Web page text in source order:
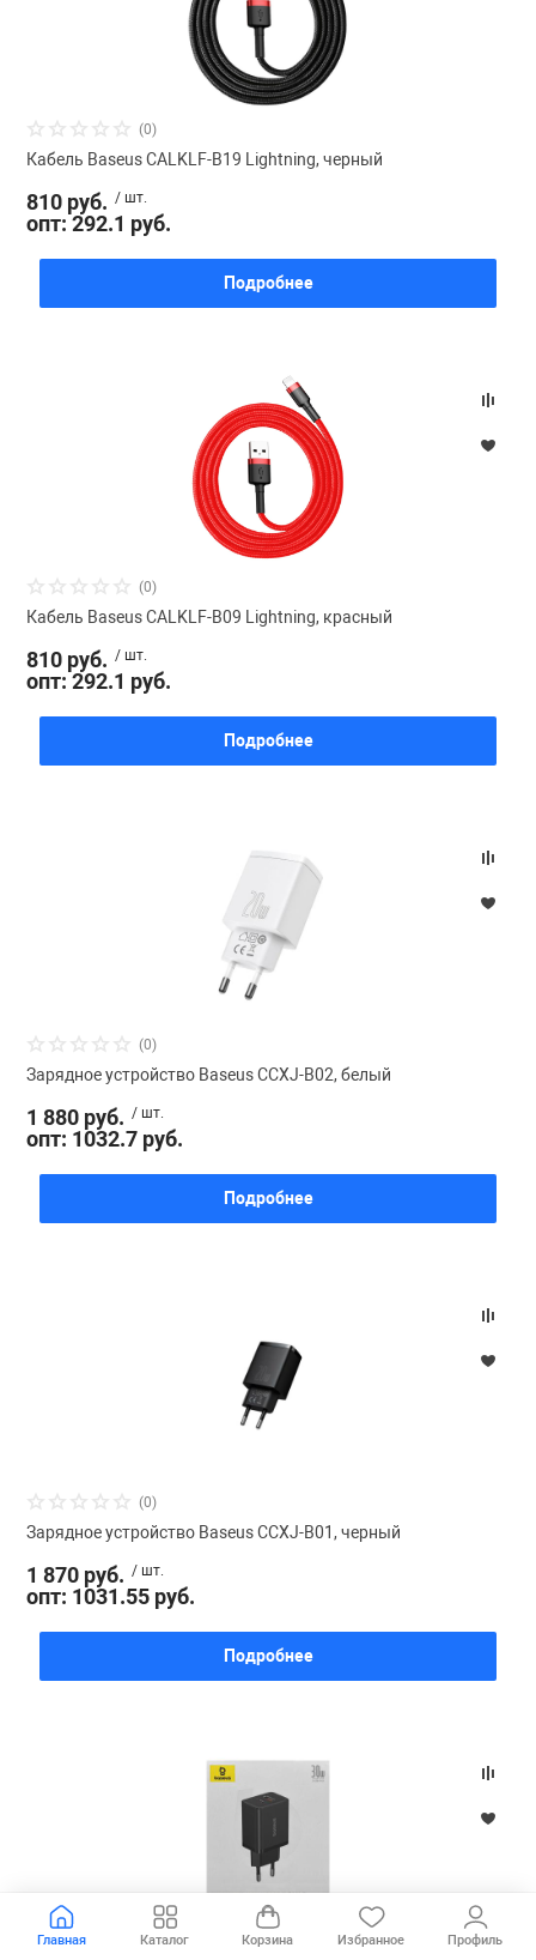
(0)
Кабель Baseus CALKLF-B19 Lightning, черный
810 руб. / шт.
опт: 292.1 руб.
Подробнее
(0)
Кабель Baseus CALKLF-B09 Lightning, красный
810 руб. / шт.
опт: 292.1 руб.
Подробнее
(0)
Зарядное устройство Baseus CCXJ-B02, белый
1 880 руб. / шт.
опт: 1032.7 руб.
Подробнее
(0)
Зарядное устройство Baseus CCXJ-B01, черный
1 870 руб. / шт.
опт: 1031.55 руб.
Подробнее
Главная Каталог Корзина Избранное Профиль